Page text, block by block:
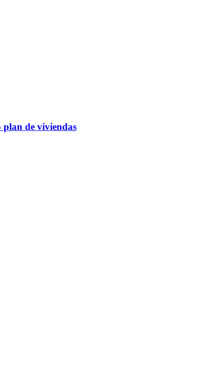
plan de viviendas